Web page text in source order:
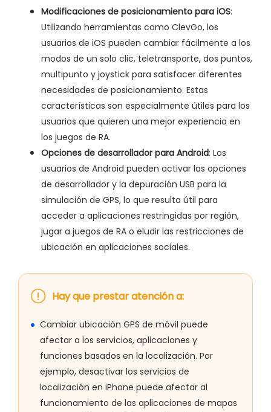
Modificaciones de posicionamiento para iOS:
Utilizando herramientas como ClevGo, los
usuarios de iOS pueden cambiar fácilmente a los
modos de un solo clic, teletransporte, dos puntos,
multipunto y joystick para satisfacer diferentes
necesidades de posicionamiento. Estas
características son especialmente útiles para los
usuarios que quieren una mejor experiencia en
los juegos de RA.
Opciones de desarrollador para Android: Los
usuarios de Android pueden activar las opciones
de desarrollador y la depuración USB para la
simulación de GPS, lo que resulta útil para
acceder a aplicaciones restringidas por región,
jugar a juegos de RA o eludir las restricciones de
ubicación en aplicaciones sociales.
Hay que prestar atención a:
Cambiar ubicación GPS de móvil puede
afectar a los servicios, aplicaciones y
funciones basados en la localización. Por
ejemplo, desactivar los servicios de
localización en iPhone puede afectar al
funcionamiento de las aplicaciones de mapas